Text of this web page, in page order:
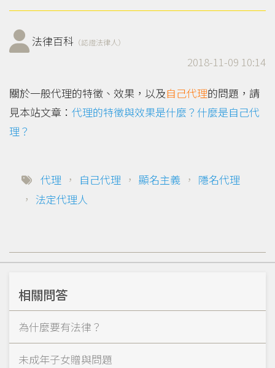
法律百科 （認證法律人）
2018-11-09 10:14
關於一般代理的特徵、效果，以及自己代理的問題，請
見本站文章： 代理的特徵與效果是什麼？什麼是自己代
理？
代理 ， 自己代理 ， 顯名主義 ， 隱名代理
， 法定代理人
相關問答
為什麼要有法律？
未成年子女贈與問題